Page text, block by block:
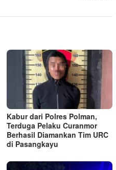
Kabur dari Polres Polman,
Terduga Pelaku Curanmor
Berhasil Diamankan Tim URC
di Pasangkayu